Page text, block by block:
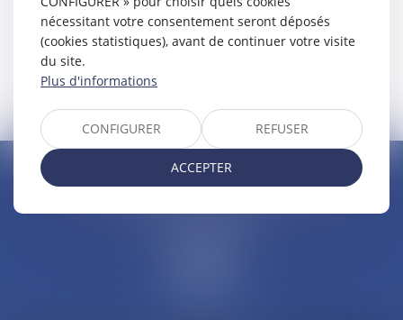
ACCENSE PROCEDURES
Tél :05 55 24 35 59
nécessitant votre consentement seront déposés
(cookies statistiques), avant de continuer votre visite
du site.
Plus d'informations
CONFIGURER REFUSER
ACCEPTER